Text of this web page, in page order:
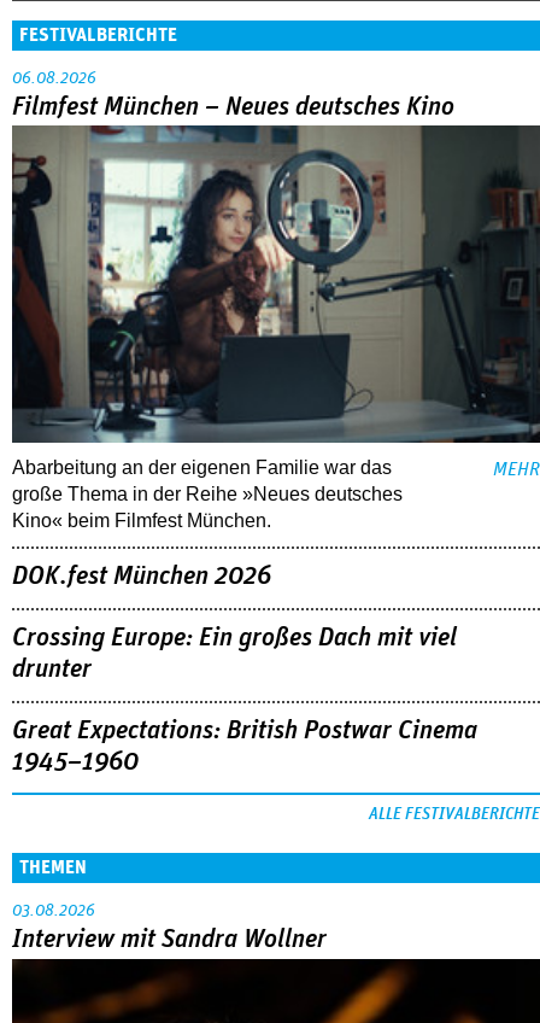
FESTIVALBERICHTE
06.08.2026
Filmfest München – Neues deutsches Kino
Abarbeitung an der eigenen Familie war das
große Thema in der Reihe »Neues deutsches
Kino« beim Filmfest München.
MEHR
DOK.fest München 2026
Crossing Europe: Ein großes Dach mit viel
drunter
Great Expectations: British Postwar Cinema
1945–1960
ALLE FESTIVALBERICHTE
THEMEN
03.08.2026
Interview mit Sandra Wollner